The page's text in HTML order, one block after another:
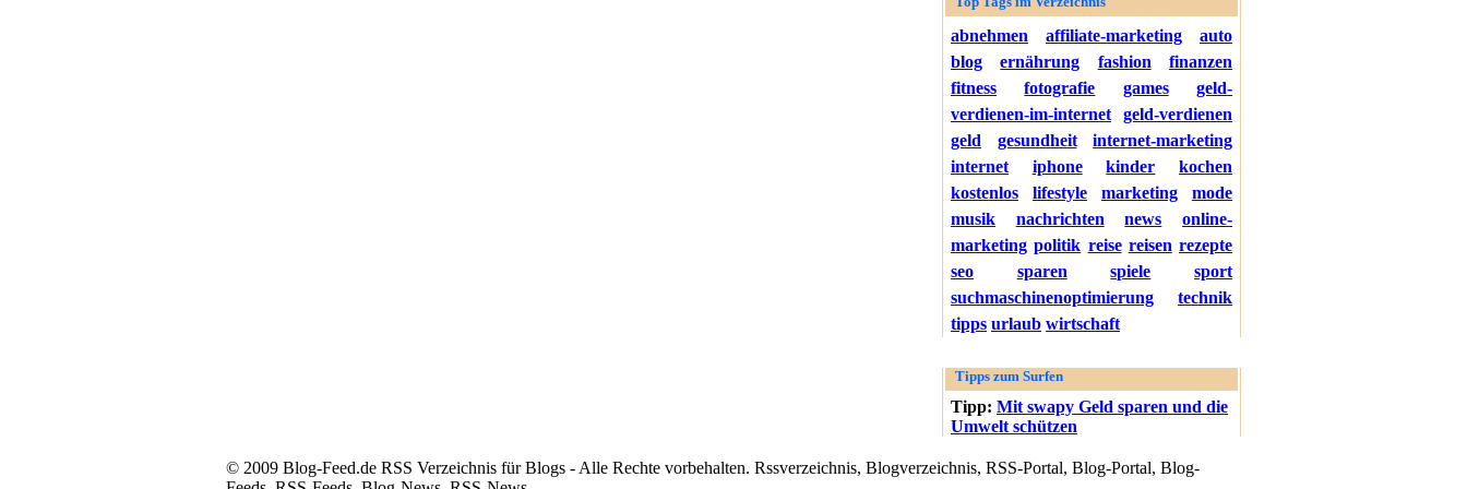
abnehmen affiliate-marketing
auto
blog
ernährung fashion
finanzen
fitness
fotografie games
geld-
verdienen-im-internet
geld-verdienen
geld
gesundheit
internet-marketing
internet
iphone kinder
kochen
kostenlos
lifestyle marketing
mode
musik
nachrichten news
online-
marketing politik reise reisen rezepte
seo
sparen spiele
sport
suchmaschinenoptimierung
technik
tipps urlaub wirtschaft
Tipps zum Surfen
Tipp: Mit swapy Geld sparen und die
Umwelt schützen
© 2009 Blog-Feed.de RSS Verzeichnis für Blogs - Alle Rechte vorbehalten. Rssverzeichnis, Blogverzeichnis, RSS-Portal, Blog-Portal, Blog-